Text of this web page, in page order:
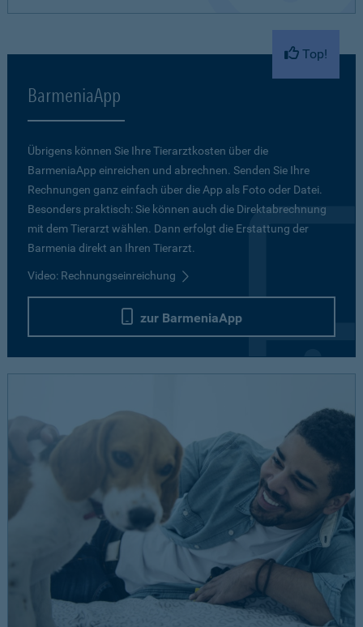
Top!
BarmeniaApp
Übrigens können Sie Ihre Tierarztkosten über die
BarmeniaApp einreichen und abrechnen. Senden Sie Ihre
Rechnungen ganz einfach über die App als Foto oder Datei.
Besonders praktisch: Sie können auch die Direktabrechnung
mit dem Tierarzt wählen. Dann erfolgt die Erstattung der
Barmenia direkt an Ihren Tierarzt.
Video: Rechnungseinreichung
zur BarmeniaApp